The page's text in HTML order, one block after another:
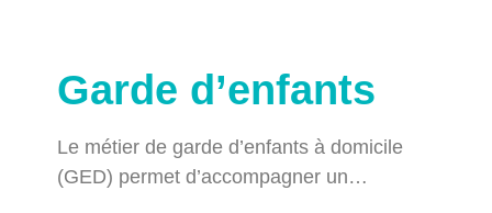
Garde d’enfants
Le métier de garde d’enfants à domicile
(GED) permet d’accompagner un…